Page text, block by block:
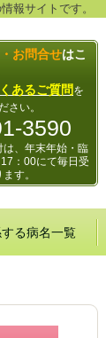
報サイトです。
お問合せはこ
あるご質問 を
さい。
3590
は、年末年始・臨
：00にて毎日受
す。
る病名一覧